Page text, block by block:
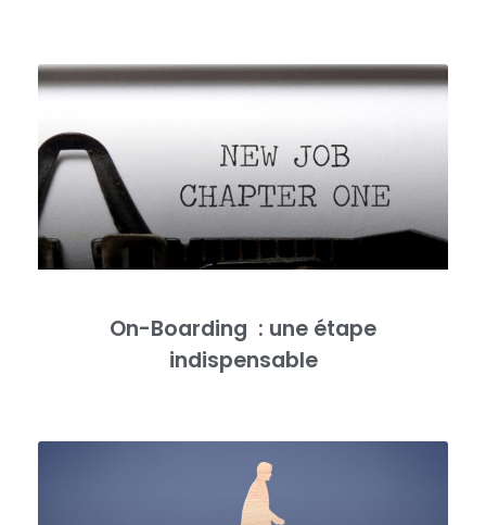
On-Boarding : une étape
indispensable